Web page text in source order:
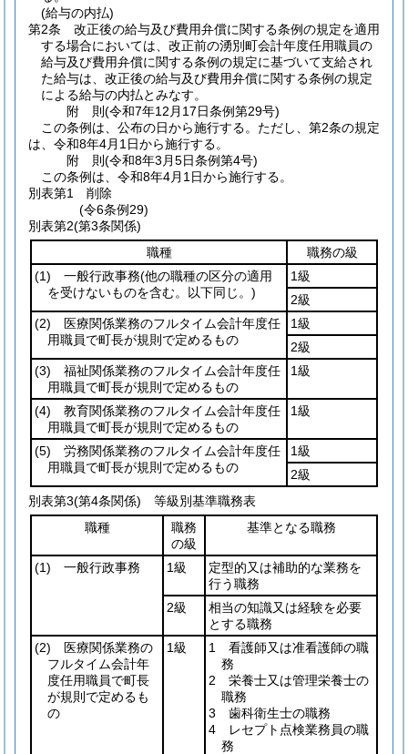
(給与の内払)
第2条
改正後の給与及び費用弁償に関する条例の規定を適用
する場合においては、改正前の湧別町会計年度任用職員の
給与及び費用弁償に関する条例の規定に基づいて支給され
た給与は、改正後の給与及び費用弁償に関する条例の規定
による給与の内払とみなす。
附 則(令和7年12月17日条例第29号)
この条例は、公布の日から施行する。 ただし、第2条の規定
は、令和8年4月1日から施行する。
附 則(令和8年3月5日条例第4号)
この条例は、令和8年4月1日から施行する。
別表第1
削除
(令6条例29)
別表第2(第3条関係)
職種
職務の級
(1) 一般行政事務(他の職種の区分の適用
を受けないものを含む。以下同じ。)
1級
2級
(2) 医療関係業務のフルタイム会計年度任
用職員で町長が規則で定めるもの
1級
2級
(3) 福祉関係業務のフルタイム会計年度任
用職員で町長が規則で定めるもの
1級
(4) 教育関係業務のフルタイム会計年度任
用職員で町長が規則で定めるもの
1級
(5) 労務関係業務のフルタイム会計年度任
用職員で町長が規則で定めるもの
1級
2級
別表第3(第4条関係) 等級別基準職務表
職種
職務
の級
基準となる職務
(1) 一般行政事務 1級
定型的又は補助的な業務を
行う職務
2級
相当の知識又は経験を必要
とする職務
(2) 医療関係業務の
フルタイム会計年
度任用職員で町長
が規則で定めるも
の
1級
1 看護師又は准看護師の職
務
2 栄養士又は管理栄養士の
職務
3 歯科衛生士の職務
4 レセプト点検業務員の職
務